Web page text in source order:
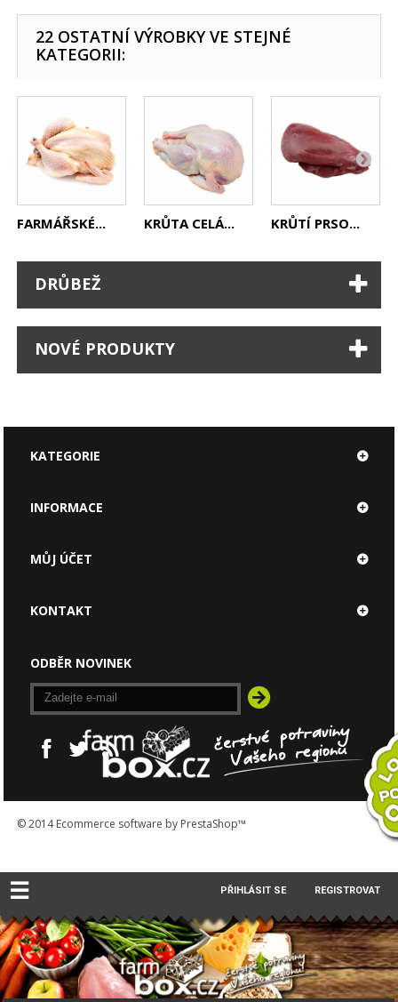
22 OSTATNÍ VÝROBKY VE STEJNÉ
KATEGORII:
FARMÁŘSKÉ... KRŮTA CELÁ... KRŮTÍ PRSO...
DRŮBEŽ
NOVÉ PRODUKTY
KATEGORIE
INFORMACE
© 2014Ecommerce software by PrestaShop™
MŮJ ÚČET
KONTAKT
ODBĚR NOVINEK
☰ PŘIHLÁSIT SE REGISTROVAT